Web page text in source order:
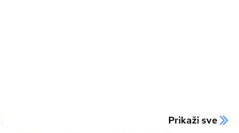
Prikaži sve